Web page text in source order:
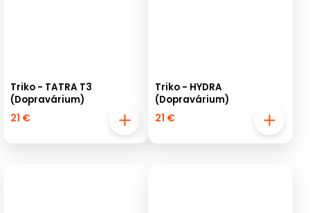
Triko - TATRA T3
(Dopravárium)
21 €
Triko - HYDRA
(Dopravárium)
21 €